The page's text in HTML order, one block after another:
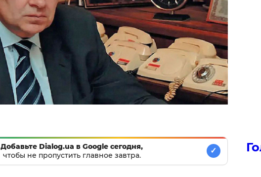
Добавьте Dialog.ua в Google сегодня,
чтобы не пропустить главное завтра.
✓